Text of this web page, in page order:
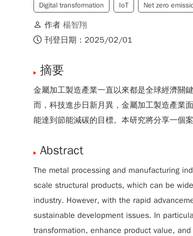
Digital transformation IoT Net zero
作者楊智翔
刊登日期：2025/02/01
摘要
金屬加工製造產業一直以來都是全球經濟關
而，科技進步日新月異，金屬加工製造產業
能達到節能減碳的目標。本研究將分享一個
Abstract
The metal processing and manufacturing
scale structural products, which can be
industry. However, with the rapid
sustainable development issues. In
transformation, enhance product value,